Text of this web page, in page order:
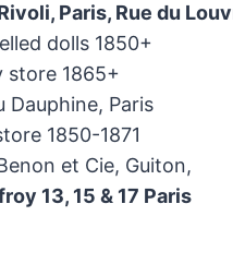
Paris, Rue du
dolls 1850+
store 1865+
Dauphine, Paris
1850-1871
et Cie, Guiton,
13, 15 & 17 Paris